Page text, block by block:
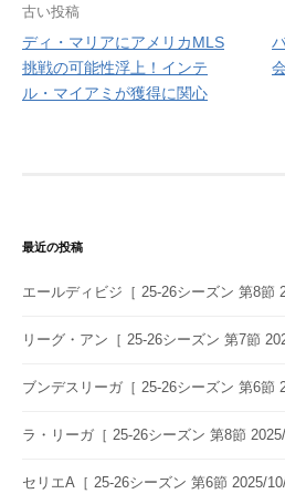
投
稿
ナ
シ
ョ
古い投稿
ディ・マリアにアメリカMLS
挑戦の可能性浮上！インテ
ル・マイアミが獲得に関心
最近の投稿
エールディビジ［ 25-26シーズン 第8節
リーグ・アン［ 25-26シーズン 第7節
ブンデスリーガ［ 25-26シーズン 第6節
ラ・リーガ［ 25-26シーズン 第8節
セリエA［ 25-26シーズン 第6節 2025/